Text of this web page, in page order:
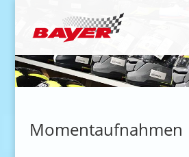
Momentaufnahmen